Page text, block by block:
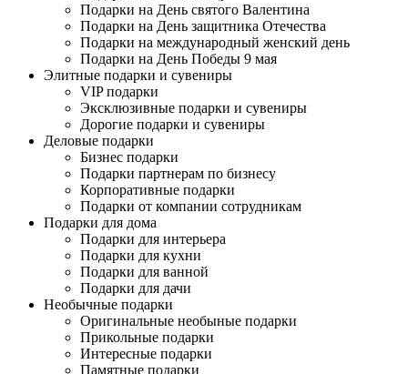
Подарки на День святого Валентина
Подарки на День защитника Отечества
Подарки на международный женский день
Подарки на День Победы 9 мая
Элитные подарки и сувениры
VIP подарки
Эксклюзивные подарки и сувениры
Дорогие подарки и сувениры
Деловые подарки
Бизнес подарки
Подарки партнерам по бизнесу
Корпоративные подарки
Подарки от компании сотрудникам
Подарки для дома
Подарки для интерьера
Подарки для кухни
Подарки для ванной
Подарки для дачи
Необычные подарки
Оригинальные необыные подарки
Прикольные подарки
Интересные подарки
Памятные подарки